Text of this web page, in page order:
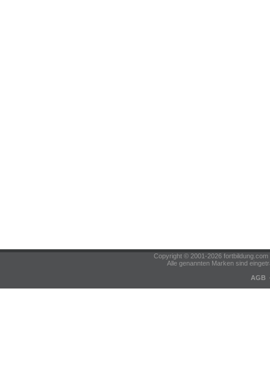
Copyright © 2001-2026
Alle genannten Marken sind
AGB